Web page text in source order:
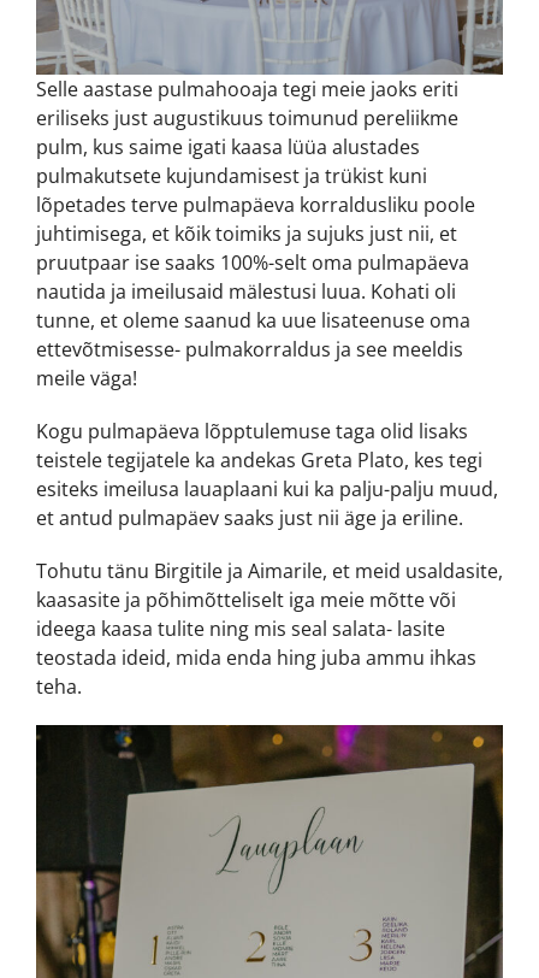
Selle aastase pulmahooaja tegi meie jaoks eriti
eriliseks just augustikuus toimunud pereliikme
pulm, kus saime igati kaasa lüüa alustades
pulmakutsete kujundamisest ja trükist kuni
lõpetades terve pulmapäeva korraldusliku poole
juhtimisega, et kõik toimiks ja sujuks just nii, et
pruutpaar ise saaks 100%-selt oma pulmapäeva
nautida ja imeilusaid mälestusi luua. Kohati oli
tunne, et oleme saanud ka uue lisateenuse oma
ettevõtmisesse- pulmakorraldus ja see meeldis
meile väga!
Kogu pulmapäeva lõpptulemuse taga olid lisaks
teistele tegijatele ka andekas Greta Plato, kes tegi
esiteks imeilusa lauaplaani kui ka palju-palju muud,
et antud pulmapäev saaks just nii äge ja eriline.
Tohutu tänu Birgitile ja Aimarile, et meid usaldasite,
kaasasite ja põhimõtteliselt iga meie mõtte või
ideega kaasa tulite ning mis seal salata- lasite
teostada ideid, mida enda hing juba ammu ihkas
teha.